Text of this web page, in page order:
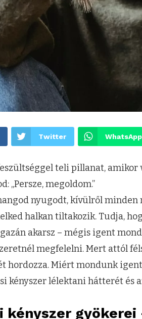
Twitter WhatsApp
teli pillanat,
„Persze, megoldom.”
nyugodt, kívülről
halkan tiltakozik. Tudja,
akarsz – mégis igent
megfelelni. Mert attól
hordozza. Miért mondunk
kényszer lélektani hátterét és
kényszer gyökerei